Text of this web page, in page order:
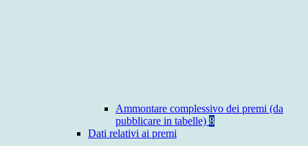
Ammontare complessivo dei premi (da
pubblicare in tabelle) 8
Dati relativi ai premi